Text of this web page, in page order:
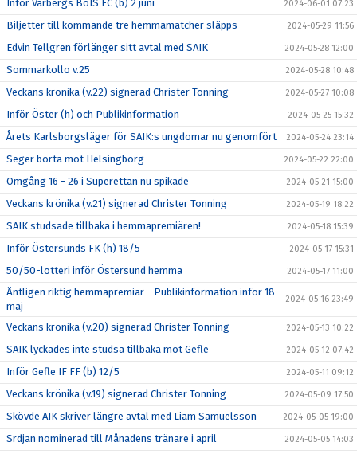
Inför Varbergs BoIS FC (b) 2 juni 2024-06-01 07:23
Biljetter till kommande tre hemmamatcher släpps 2024-05-29 11:56
Edvin Tellgren förlänger sitt avtal med SAIK 2024-05-28 12:00
Sommarkollo v.25 2024-05-28 10:48
Veckans krönika (v.22) signerad Christer Tonning 2024-05-27 10:08
Inför Öster (h) och Publikinformation 2024-05-25 15:32
Årets Karlsborgsläger för SAIK:s ungdomar nu genomfört 2024-05-24 23:14
Seger borta mot Helsingborg 2024-05-22 22:00
Omgång 16 - 26 i Superettan nu spikade 2024-05-21 15:00
Veckans krönika (v.21) signerad Christer Tonning 2024-05-19 18:22
SAIK studsade tillbaka i hemmapremiären! 2024-05-18 15:39
Inför Östersunds FK (h) 18/5 2024-05-17 15:31
50/50-lotteri inför Östersund hemma 2024-05-17 11:00
Äntligen riktig hemmapremiär - Publikinformation inför 18
maj
2024-05-16 23:49
Veckans krönika (v.20) signerad Christer Tonning 2024-05-13 10:22
SAIK lyckades inte studsa tillbaka mot Gefle 2024-05-12 07:42
Inför Gefle IF FF (b) 12/5 2024-05-11 09:12
Veckans krönika (v.19) signerad Christer Tonning 2024-05-09 17:50
Skövde AIK skriver längre avtal med Liam Samuelsson 2024-05-05 19:00
Srdjan nominerad till Månadens tränare i april 2024-05-05 14:03